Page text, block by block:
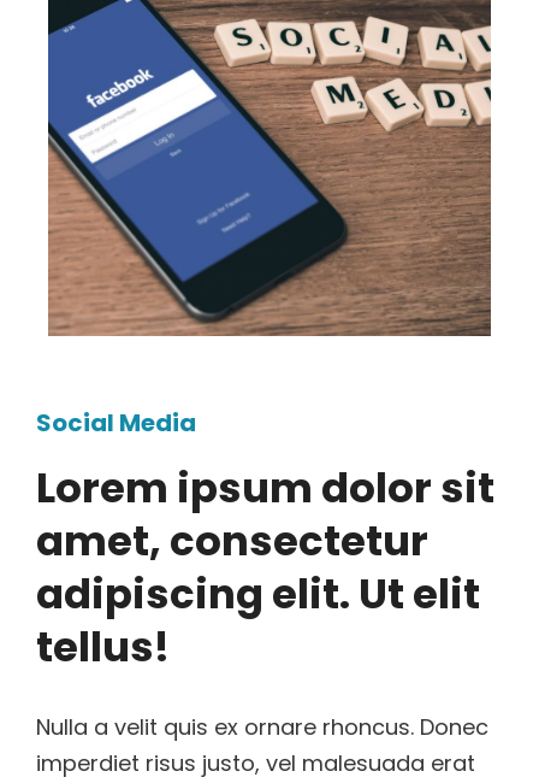
Social Media
Lorem ipsum dolor sit
amet, consectetur
adipiscing elit. Ut elit
tellus!
Nulla a velit quis ex ornare rhoncus. Donec
imperdiet risus justo, vel malesuada erat